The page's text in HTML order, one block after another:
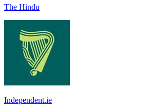
The Hindu
Independent.ie